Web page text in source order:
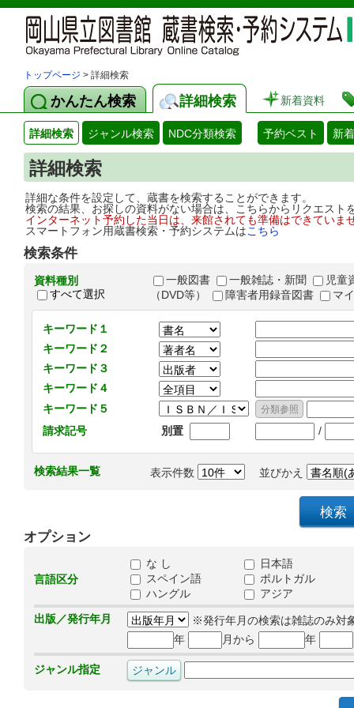
トップページ > 詳細検索
かんたん検索 詳細検索 新着資料
詳細検索 ジャンル検索 NDC分類検索 予約ベスト 新
詳細検索
詳細な条件を設定して、蔵書を検索することができます。
検索の結果、お探しの資料がない場合は、こちらからリクエス
インターネット予約した当日は、来館されても準備はできてい
スマートフォン用蔵書検索・予約システムはこちら
検索条件
資料種別
すべて選択
一般図書 一般雑誌・新聞
児童
（DVD等）
障害者用録音図書 マ
キーワード１
キーワード２
キーワード３
キーワード４
キーワード５
請求記号
別置 /
検索結果一覧 表示件数 並びかえ
オプション
言語区分
な し
日本語
スペイン語
ポルトガル
ハングル
アジア
出版／発行年月
※発行年月の検索は雑誌のみ対
年
月から 年
ジャンル指定